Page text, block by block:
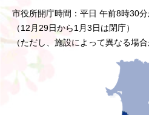
市役所開庁時間：平日 午前8時30
（12月29日から1月3日は閉庁）
（ただし、施設によって異なる場合